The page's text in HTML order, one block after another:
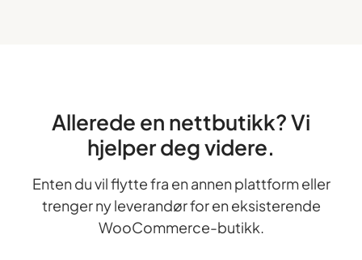
Allerede en nettbutikk? Vi
hjelper deg videre.
Enten du vil flytte fra en annen plattform eller
trenger ny leverandør for en eksisterende
WooCommerce-butikk.